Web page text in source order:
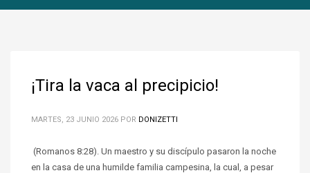
¡Tira la vaca al precipicio!
MARTES, 23 JUNIO 2026 POR DONIZETTI
(Romanos 8:28). Un maestro y su discípulo pasaron la noche
en la casa de una humilde familia campesina, la cual, a pesar